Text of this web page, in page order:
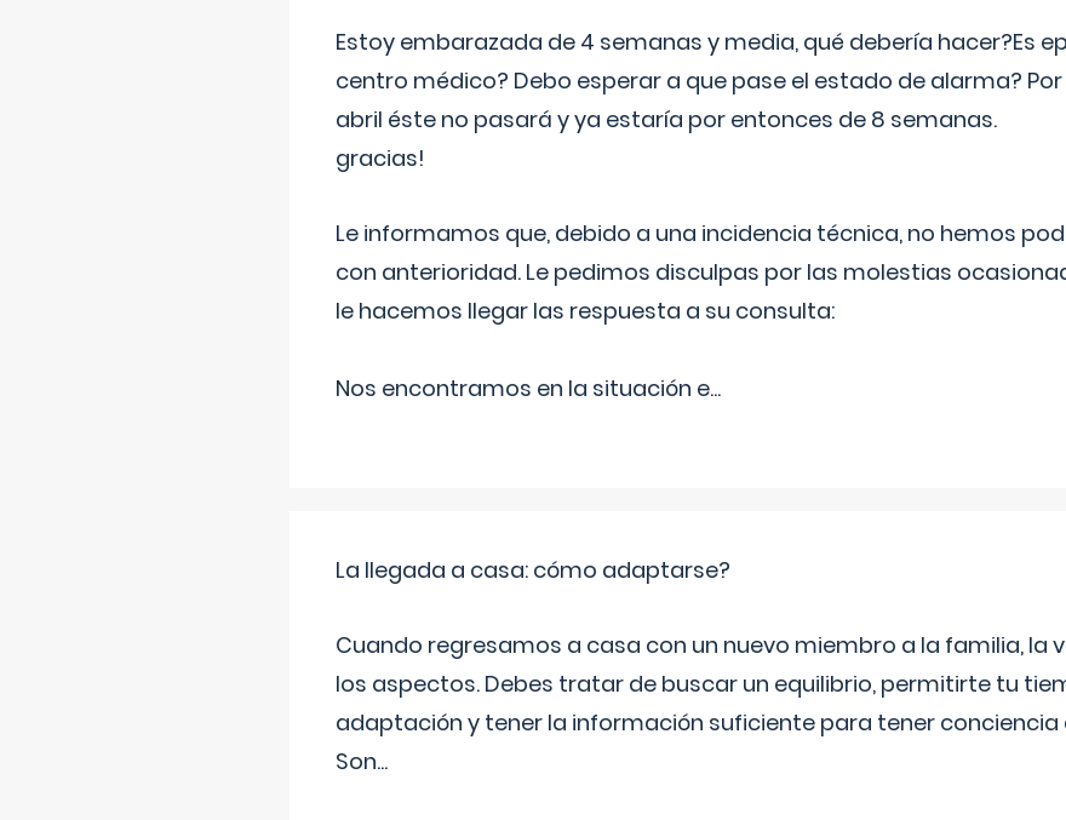
Estoy embarazada de 4 semanas y media, qué debería hacer?Es
centro médico? Debo esperar a que pase el estado de alarma?
abril éste no pasará y ya estaría por entonces de 8 semanas.
gracias!
Le informamos que, debido a una incidencia técnica, no hemos
con anterioridad. Le pedimos disculpas por las molestias
le hacemos llegar las respuesta a su consulta:
Nos encontramos en la situación e...
La llegada a casa: cómo adaptarse?
Cuando regresamos a casa con un nuevo miembro a la familia, la
los aspectos. Debes tratar de buscar un equilibrio, permitirte tu
adaptación y tener la información suficiente para tener
Son...